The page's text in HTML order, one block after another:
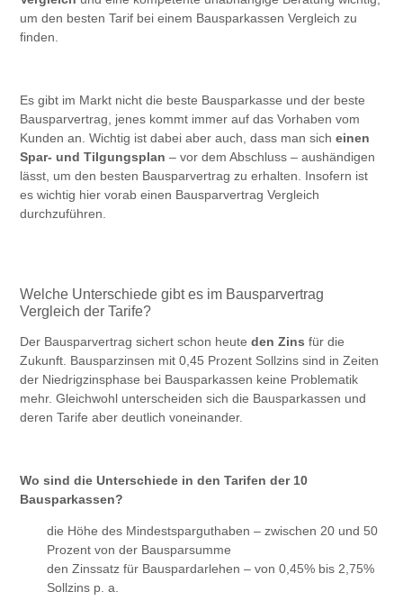
um den besten Tarif bei einem Bausparkassen Vergleich zu
finden.
Es gibt im Markt nicht die beste Bausparkasse und der beste
Bausparvertrag, jenes kommt immer auf das Vorhaben vom
Kunden an. Wichtig ist dabei aber auch, dass man sicheinen
Spar- und Tilgungsplan – vor dem Abschluss – aushändigen
lässt, um den besten Bausparvertrag zu erhalten. Insofern ist
es wichtig hier vorab einen Bausparvertrag Vergleich
durchzuführen.
Welche Unterschiede gibt es im Bausparvertrag
Vergleich der Tarife?
Der Bausparvertrag sichert schon heuteden Zins für die
Zukunft. Bausparzinsen mit 0,45 Prozent Sollzins sind in Zeiten
der Niedrigzinsphase bei Bausparkassen keine Problematik
mehr. Gleichwohl unterscheiden sich die Bausparkassen und
deren Tarife aber deutlich voneinander.
Wo sind die Unterschiede in den Tarifen der 10
Bausparkassen?
die Höhe des Mindestsparguthaben – zwischen 20 und 50
Prozent von der Bausparsumme
den Zinssatz für Bauspardarlehen – von 0,45% bis 2,75%
Sollzins p. a.